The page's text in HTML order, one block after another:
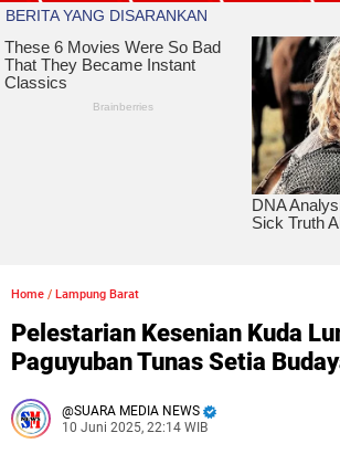
Home / Lampung Barat
Pelestarian Kesenian Kuda
Paguyuban Tunas Setia
SUARA MEDIA NEWS
10 Juni 2025, 22:14 WIB